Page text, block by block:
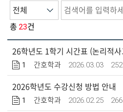
총 23건
1 간호학과 2026.03.03 252
2026학년도 수강신청 방법 안내
1 간호학과 2026.02.25 266